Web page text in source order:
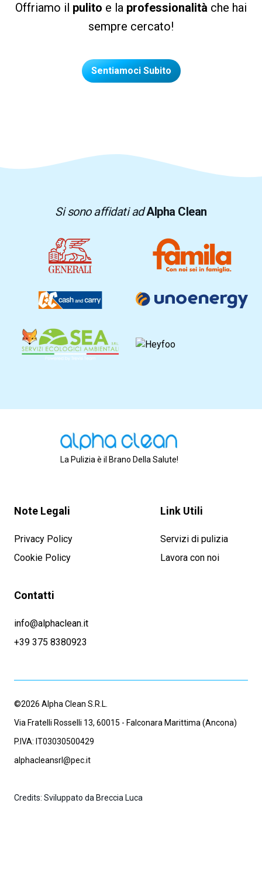
Offriamo il pulito e la professionalità che hai
sempre cercato!
Sentiamoci Subito
Si sono affidati adAlpha Clean
La Pulizia è il Brano Della Salute!
Note Legali
Privacy Policy
Cookie Policy
Link Utili
Servizi di pulizia
Lavora con noi
Contatti
info@alphaclean.it
+39 375 8380923
©2026 Alpha Clean S.R.L.
Via Fratelli Rosselli 13, 60015 - Falconara Marittima (Ancona)
P.IVA: IT03030500429
alphacleansrl@pec.it
Credits: Sviluppato da Breccia Luca